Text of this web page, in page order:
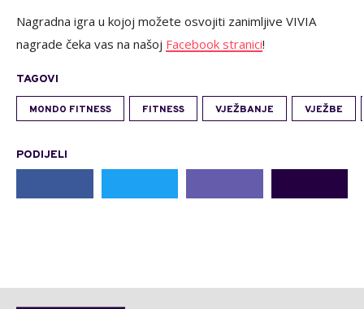
Nagradna igra u kojoj možete osvojiti zanimljive VIVIA
nagrade čeka vas na našoj Facebook stranici!
TAGOVI
MONDO FITNESS FITNESS VJEŽBANJE VJEŽBE
PODIJELI